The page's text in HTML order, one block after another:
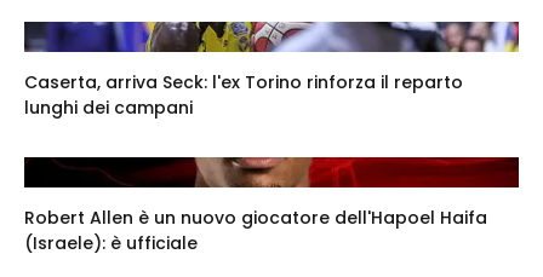
Caserta, arriva Seck: l'ex Torino rinforza il reparto
lunghi dei campani
Robert Allen è un nuovo giocatore dell'Hapoel Haifa
(Israele): è ufficiale